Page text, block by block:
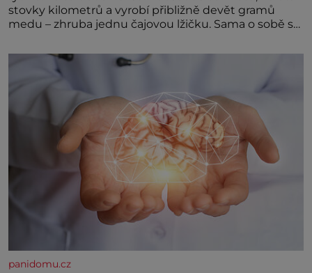
stovky kilometrů a vyrobí přibližně devět gramů
medu – zhruba jednu čajovou lžičku. Sama o sobě se
dalšími desítkami tisíc příslušnic svého včelstva,
vznikne jeden z nejdokonalejších organismů
panidomu.cz